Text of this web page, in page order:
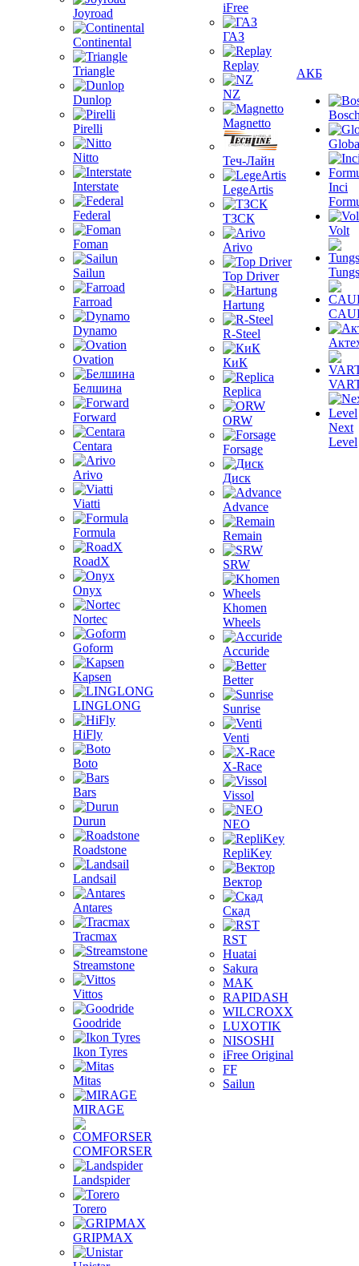
Joyroad
Continental
Triangle
Dunlop
Pirelli
Nitto
Interstate
Federal
Foman
Sailun
Farroad
Dynamo
Ovation
Белшина
Forward
Centara
Arivo
Viatti
Formula
RoadX
Onyx
Nortec
Goform
Kapsen
LINGLONG
HiFly
Boto
Bars
Durun
Roadstone
Landsail
Antares
Tracmax
Streamstone
Vittos
Goodride
Ikon Tyres
Mitas
MIRAGE
COMFORSER
Landspider
Torero
GRIPMAX
iFree
ГАЗ
Replay
NZ
Magnetto
Теч-Лайн
LegeArtis
ТЗСК
Arivo
Top Driver
Hartung
R-Steel
КиК
Replica
ORW
Forsage
Диск
Advance
Remain
SRW
Khomen
Wheels
Accuride
Better
Sunrise
Venti
X-Race
Vissol
NEO
RepliKey
Вектор
Скад
RST
Huatai
Sakura
MAK
RAPIDASH
WILCROXX
LUXOTIK
NISOSHI
iFree Original
FF
Sailun
АКБ
Inci
Volt
Next
Level